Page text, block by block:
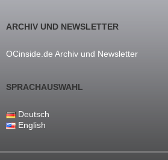
ARCHIV UND NEWSLETTER
OCinside.de Archiv und Newsletter
SPRACHAUSWAHL
Deutsch
English